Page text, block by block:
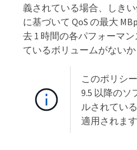
義されている場合、しき
に基づいて QoS の最大
去 1 時間の各パフォーマ
ているボリュームがない
このポリシ
9.5 以降のソ
ルされてい
適用されます